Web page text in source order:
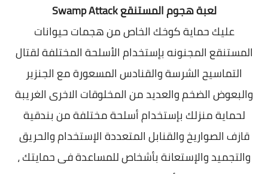
لعبة هجوم المستنقعSwamp Attack
عليك حماية كوخك الخاص من هجمات حيوانات
المستنقع المجنونه بإستخدام الأسلحة المختلفة لقتال
التماسيح الشرسة والقنادس المسعورة مع الجنزير
والبعوض الضخم والعديد من المخلوقات الاخرى الغريبة
لحماية منزلك بإستخدام أسلحة مختلفة من بندقية
قازف الصواريخ والقنابل المتعددة الإستخدام والحريق
والتجميد والإستعانة بأشخاص للمساعدة فى حمايتك ،